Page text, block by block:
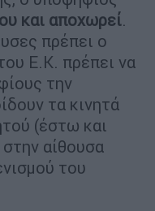
και αποχωρεί.
πρέπει ο
Ε.Κ. πρέπει να
την
τα κινητά
(έστω και
αίθουσα
του